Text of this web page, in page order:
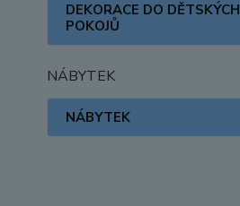
DEKORACE DO DĚTSKÝCH
POKOJŮ
NÁBYTEK
NÁBYTEK